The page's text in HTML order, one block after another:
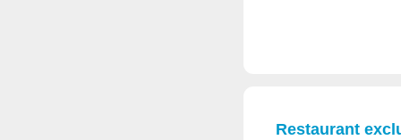
Restaurant